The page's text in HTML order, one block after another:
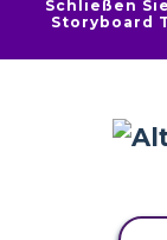
Schließen
Storyboard